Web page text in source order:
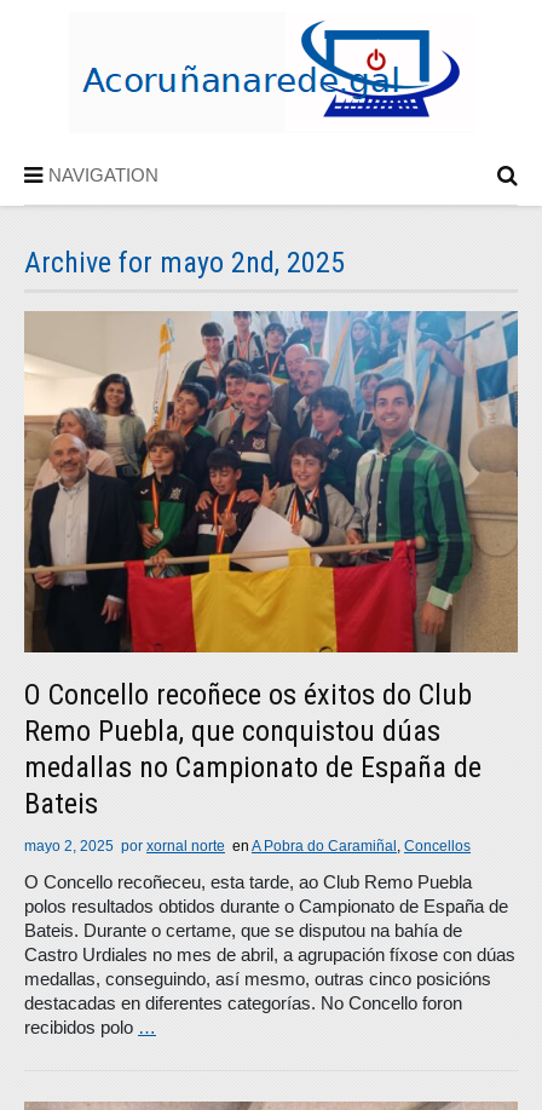
NAVIGATION
Archive for mayo 2nd, 2025
O Concello recoñece os éxitos do Club
Remo Puebla, que conquistou dúas
medallas no Campionato de España de
Bateis
mayo 2, 2025 por xornal norte en A Pobra do Caramiñal , Concellos
O Concello recoñeceu, esta tarde, ao Club Remo Puebla
polos resultados obtidos durante o Campionato de España de
Bateis. Durante o certame, que se disputou na bahía de
Castro Urdiales no mes de abril, a agrupación fíxose con dúas
medallas, conseguindo, así mesmo, outras cinco posicións
destacadas en diferentes categorías. No Concello foron
recibidos polo …